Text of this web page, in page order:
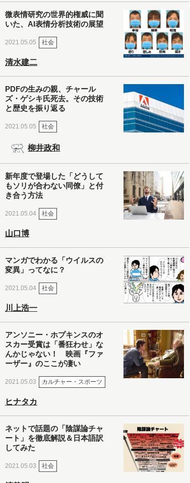
微表情研究の世界的権威に聞
いた、AI表情分析技術の展望
2021.05.05 社会
清水建二
PDFの生みの親、チャール
ズ・ゲシキ氏死去。その技術
と歴史を振り返る
2021.05.05 社会
柳井政和
新年度で登場した「どうして
もソリが合わない同僚」と付
き合う方法
2021.05.04 社会
山口博
マンガでわかる「ウイルスの
変異」ってなに？
2021.05.04 社会
川上浩一
アンソニー・ホプキンスのオ
スカー受賞は「番狂わせ」な
んかじゃない！ 映画『ファ
ーザー』のここが凄い
2021.05.03 カルチャー・スポーツ
ヒナタカ
ネットで話題の「陰謀論チャ
ート」を徹底解説＆日本語訳
してみた
2021.05.03 社会